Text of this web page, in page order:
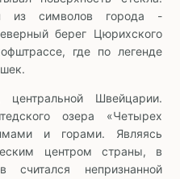
из символов города -
берег Цюрихского
где по легенде
Швейцарии.
озера «Четырех
и горами. Являясь
центром страны, в
считался непризнанной